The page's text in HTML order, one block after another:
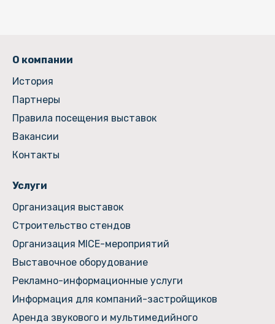
О компании
История
Партнеры
Правила посещения выставок
Вакансии
Контакты
Услуги
Организация выставок
Строительство стендов
Организация MICE-мероприятий
Выставочное оборудование
Рекламно-информационные услуги
Информация для компаний-застройщиков
Аренда звукового и мультимедийного